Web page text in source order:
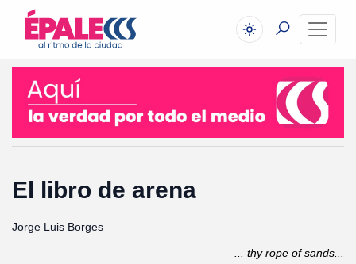
El libro de arena
Jorge Luis Borges
... thy rope of sands...